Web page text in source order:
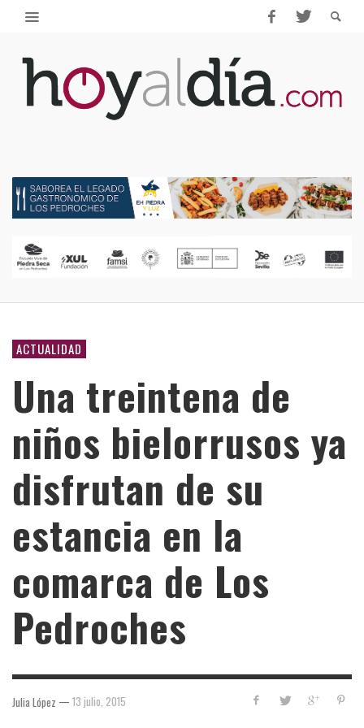
ACTUALIDAD
Una treintena de
niños bielorrusos ya
disfrutan de su
estancia en la
comarca de Los
Pedroches
Julia López — 13 julio, 2015